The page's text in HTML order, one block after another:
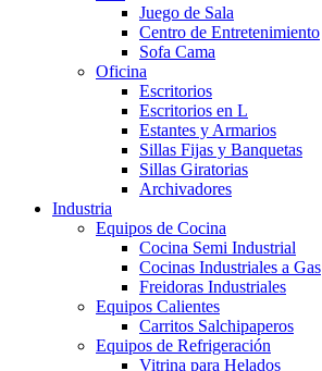
Juego de Sala
Centro de Entretenimiento
Sofa Cama
Oficina
Escritorios
Escritorios en L
Estantes y Armarios
Sillas Fijas y Banquetas
Sillas Giratorias
Archivadores
Industria
Equipos de Cocina
Cocina Semi Industrial
Cocinas Industriales a Gas
Freidoras Industriales
Equipos Calientes
Carritos Salchipaperos
Equipos de Refrigeración
Vitrina para Helados